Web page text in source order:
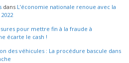
dans L’économie nationale renoue avec la
pour mettre fin à la fraude à
écarte le cash !
des véhicules : La procédure bascule dans